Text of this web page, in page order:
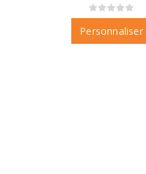
0sur 5
Personnaliser